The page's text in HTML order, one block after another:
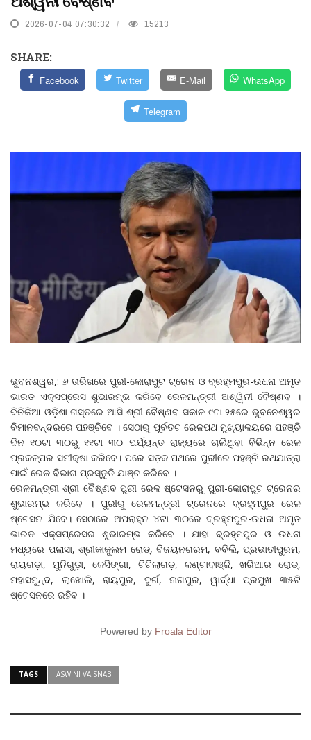
2026-07-04 07:30:32 15213
SHARE:
Facebook Twitter E-Mail WhatsApp
Telegram
ଭୁବନଶ୍ୱର,: ୬ ତାରିଖରେ ପୁରୀ-କୋରାପୁଟ ଟ୍ରେନ ଓ ବ୍ରହ୍ମପୁର-ଉଧନା ଅମୃତ
ଭାରତ ଏକ୍ସପ୍ରେସ ଶୁଭାରମ୍ଭ କରିବେ ରେଳମନ୍ତ୍ରୀ ଅଶ୍ୱିନୀ ବୈଷ୍ଣବ ।
ଦିନିକିଆ ଓଡ଼ିଶା ଗସ୍ତରେ ଆସି ଶ୍ରୀ ବୈଷ୍ଣବ ସକାଳ ୯ଟା ୨୫ରେ ଭୁବନେଶ୍ୱର
ବିମାନବନ୍ଦରରେ ପହଞ୍ଚିବେ । ସେଠାରୁ ପୂର୍ବତଟ ରେଳପଥ ମୁଖ୍ୟାଳୟରେ ପହଞ୍ଚି
ଦିନ ୧୦ଟା ୩୦ରୁ ୧୧ଟା ୩୦ ପର୍ଯ୍ୟନ୍ତ ରାଜ୍ୟରେ ଚାଲିଥିବା ବିଭିନ୍ନ ରେଳ
ପ୍ରକଳ୍ପର ସମୀକ୍ଷା କରିବେ। ପରେ ସଡ଼କ ପଥରେ ପୁରୀରେ ପହଞ୍ଚି ରଥଯାତ୍ରା
ପାଇଁ ରେଳ ବିଭାଗ ପ୍ରସ୍ତୁତି ଯାଞ୍ଚ କରିବେ ।
ରେଳମନ୍ତ୍ରୀ ଶ୍ରୀ ବୈଷ୍ଣବ ପୁରୀ ରେଳ ଷ୍ଟେସନରୁ ପୁରୀ-କୋରାପୁଟ ଟ୍ରେନର
ଶୁଭାରମ୍ଭ କରିବେ । ପୁରୀରୁ ରେଳମନ୍ତ୍ରୀ ଟ୍ରେନରେ ବ୍ରହ୍ମପୁର ରେଳ
ଷ୍ଟେସନ ଯିବେ। ସେଠାରେ ଅପରାହ୍ନ ୪ଟା ୩୦ରେ ବ୍ରହ୍ମପୁର-ଉଧନା ଅମୃତ
ଭାରତ ଏକ୍ସପ୍ରେସର ଶୁଭାରମ୍ଭ କରିବେ । ଯାହା ବ୍ରହ୍ମପୁର ଓ ଉଧନା
ମଧ୍ୟରେ ପଲାସା, ଶ୍ରୀକାକୁଲମ ରୋଡ୍, ବିଜୟନଗରମ, ବବିଲି, ପ୍ରଭାତୀପୁରମ,
ରାୟଗଡ଼ା, ମୁନିଗୁଡ଼ା, କେସିଙ୍ଗା, ଟିଟିଲାଗଡ଼, କଣ୍ଟାବାଞ୍ଜି, ଖରିଆର ରୋଡ୍,
ମହାସମୁନ୍ଦ, ଲାଖୋଲି, ରାୟପୁର, ଦୁର୍ଗ, ନାଗପୁର, ୱାର୍ଦ୍ଧା ପ୍ରମୁଖ ୩୫ଟି
ଷ୍ଟେସନରେ ରହିବ ।
Powered by Froala Editor
TAGS ASWINI VAISNAB